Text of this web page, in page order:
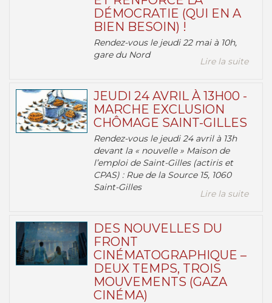
DÉMOCRATIE (QUI EN A
BIEN BESOIN) !
Rendez-vous le jeudi 22 mai à 10h,
gare du Nord
Lire la suite
JEUDI 24 AVRIL À 13H00 -
MARCHE EXCLUSION
CHÔMAGE SAINT-GILLES
Rendez-vous le jeudi 24 avril à 13h
devant la « nouvelle » Maison de
l’emploi de Saint-Gilles (actiris et
CPAS) : Rue de la Source 15, 1060
Saint-Gilles
Lire la suite
DES NOUVELLES DU
FRONT
CINÉMATOGRAPHIQUE –
DEUX TEMPS, TROIS
MOUVEMENTS (GAZA
CINÉMA)